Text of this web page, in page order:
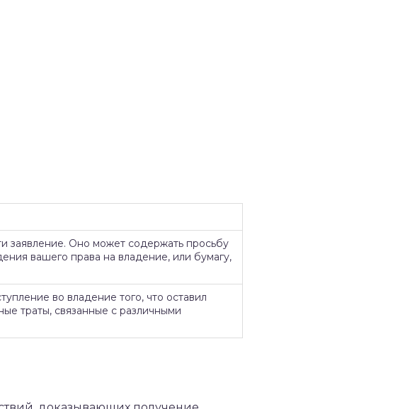
заявление. Оно может содержать просьбу
вашего права на владение, или бумагу,
во владение того, что оставил
траты, связанные с различными